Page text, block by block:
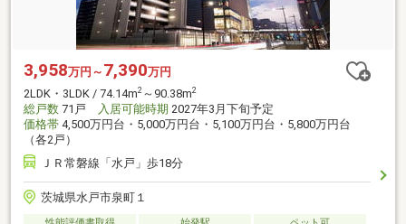
3,958万円～ 7,390万円
2LDK・3LDK / 74.14m2 ～90.38m2
総戸数 71戸 入居可能時期 2027年3月下旬予定
価格帯 4,500万円台・5,000万円台・5,100万円台・5,800万円台
（各2戸）
ＪＲ常磐線「水戸」歩18分
茨城県水戸市泉町１